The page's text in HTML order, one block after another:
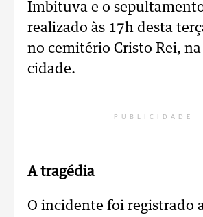
Imbituva e o
realizado às 17h desta
no cemitério Cristo Rei,
cidade.
PUBLICIDADE
A tragédia
O incidente foi registrado